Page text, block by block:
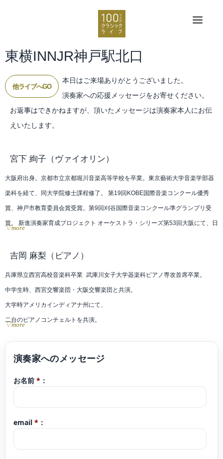
東横INNJR神戸駅北口
他ライブへGO
本日はご来場ありがとうございました。
演奏家への応援メッセージをお寄せください。
お返事はできかねますが、頂いたメッセージは演奏家本人にお伝
えいたします。
宮下 絢子 （ヴァイオリン）
大阪府出身。京都市立京都堀川音楽高等学校を卒業。東京藝術大学音楽学部器
楽科を経て、同大学院修士課程修了。 第19回KOBE国際音楽コンクール優秀
賞、神戸市教育委員会賞受賞。第9回刈谷国際音楽コンクール準グランプリ受
賞。 新進演奏家育成プロジェクト オーケストラ・シリーズ第53回大阪にて、日
Federico Agostini、玉井菜採、小栗まち絵、大谷康子、Dong-Suk Kang、徳永
▽more
吉岡 麻梨 （ピアノ）
兵庫県立西宮高校音楽科卒業 武庫川女子大学器楽科ピアノ専攻首席卒業。
中学生時、西宮交響楽団・大阪交響楽団と共演。
大学時アメリカインディアナ州にて、
二台のピアノコンチェルトを共演。
25歳演奏活動を開始。
緊急事態宣言後1年間、Instagramにて毎日一本の動画コンサートを配信 する。
現在地元での子どもが自分の足でこれるコンサートを企画。「好きな人と好き
な音楽をする」プロジェクト代表。シリーズ化しているものに、「じもとでお
▽more
お名前 * ：
email * ：